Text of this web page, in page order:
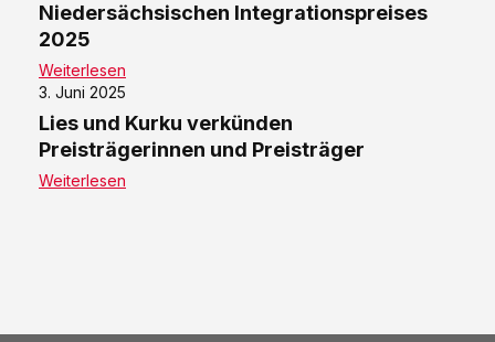
Niedersächsischen Integrationspreises
2025
Weiterlesen
3. Juni 2025
Lies und Kurku verkünden
Preisträgerinnen und Preisträger
Weiterlesen